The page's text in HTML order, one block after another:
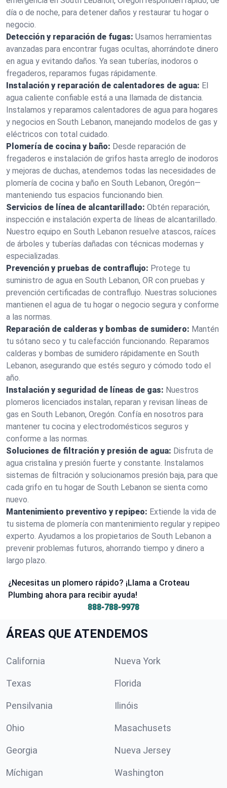
día o de noche, para detener daños y restaurar tu hogar o
negocio.
Detección y reparación de fugas: Usamos herramientas
avanzadas para encontrar fugas ocultas, ahorrándote dinero
en agua y evitando daños. Ya sean tuberías, inodoros o
fregaderos, reparamos fugas rápidamente.
Instalación y reparación de calentadores de agua: El
agua caliente confiable está a una llamada de distancia.
Instalamos y reparamos calentadores de agua para hogares
y negocios en South Lebanon, manejando modelos de gas y
eléctricos con total cuidado.
Plomería de cocina y baño: Desde reparación de
fregaderos e instalación de grifos hasta arreglo de inodoros
y mejoras de duchas, atendemos todas las necesidades de
plomería de cocina y baño en South Lebanon, Oregón—
manteniendo tus espacios funcionando bien.
Servicios de línea de alcantarillado: Obtén reparación,
inspección e instalación experta de líneas de alcantarillado.
Nuestro equipo en South Lebanon resuelve atascos, raíces
de árboles y tuberías dañadas con técnicas modernas y
especializadas.
Prevención y pruebas de contraflujo: Protege tu
suministro de agua en South Lebanon, OR con pruebas y
prevención certificadas de contraflujo. Nuestras soluciones
mantienen el agua de tu hogar o negocio segura y conforme
a las normas.
Reparación de calderas y bombas de sumidero: Mantén
tu sótano seco y tu calefacción funcionando. Reparamos
calderas y bombas de sumidero rápidamente en South
Lebanon, asegurando que estés seguro y cómodo todo el
año.
Instalación y seguridad de líneas de gas: Nuestros
plomeros licenciados instalan, reparan y revisan líneas de
gas en South Lebanon, Oregón. Confía en nosotros para
mantener tu cocina y electrodomésticos seguros y
conforme a las normas.
Soluciones de filtración y presión de agua: Disfruta de
agua cristalina y presión fuerte y constante. Instalamos
sistemas de filtración y solucionamos presión baja, para que
cada grifo en tu hogar de South Lebanon se sienta como
nuevo.
Mantenimiento preventivo y repipeo: Extiende la vida de
tu sistema de plomería con mantenimiento regular y repipeo
experto. Ayudamos a los propietarios de South Lebanon a
prevenir problemas futuros, ahorrando tiempo y dinero a
largo plazo.
¿Necesitas un plomero rápido? ¡Llama a Croteau
Plumbing ahora para recibir ayuda!
888-788-9978
ÁREAS QUE ATENDEMOS
California Nueva York
Texas Florida
Pensilvania Ilinóis
Ohio Masachusets
Georgia Nueva Jersey
Míchigan Washington